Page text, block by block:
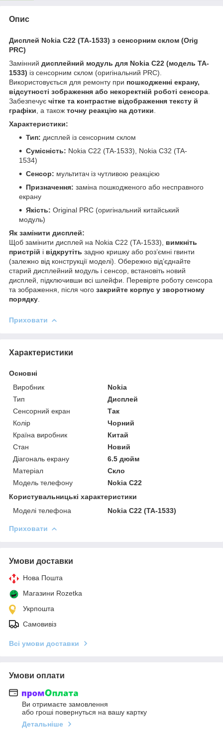
Опис
Дисплей Nokia C22 (TA-1533) з сенсорним склом (Orig
PRC)
Замінний дисплейний модуль для Nokia C22 (модель TA-
1533) із сенсорним склом (оригінальний PRC).
Використовується для ремонту при пошкодженні екрану,
відсутності зображення або некоректній роботі сенсора
Забезпечує чітке та контрастне відображення тексту й
графіки , а також точну реакцію на дотики
Характеристики:
Тип: дисплей із сенсорним склом
Сумісність: Nokia C22 (TA-1533), Nokia C32 (TA-
1534)
Сенсор: мультитач із чутливою реакцією
Призначення: заміна пошкодженого або несправного
екрану
Якість: Original PRC (оригінальний китайський
модуль)
Як замінити дисплей:
Щоб замінити дисплей на Nokia C22 (TA-1533), вимкніть
пристрій і відкрутіть задню кришку або роз’ємні гвинти
(залежно від конструкції моделі). Обережно від’єднайте
старий дисплейний модуль і сенсор, встановіть новий
дисплей, підключивши всі шлейфи. Перевірте роботу сенсора
та зображення, після чого закрийте корпус у зворотному
порядку
Приховати
Характеристики
Основні
Виробник
Nokia
Тип
Дисплей
Сенсорний екран
Так
Колір
Чорний
Країна виробник
Китай
Стан
Новий
Діагональ екрану
6.5 дюйм
Матеріал
Скло
Модель телефону
Nokia C22
Користувальницькі характеристики
Моделі телефона
Nokia C22 (TA-1533)
Приховати
Умови доставки
Нова Пошта
Магазини Rozetka
Укрпошта
Самовивіз
Всі умови доставки
Умови оплати
Ви отримаєте замовлення
або гроші повернуться на вашу картку
Детальніше